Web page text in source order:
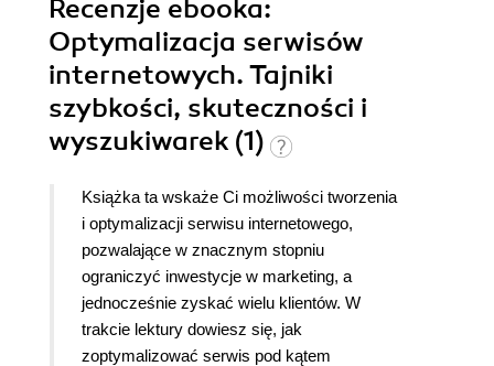
Recenzje ebooka:
Optymalizacja serwisów
internetowych. Tajniki
szybkości, skuteczności i
wyszukiwarek (1)
Książka ta wskaże Ci możliwości tworzenia
i optymalizacji serwisu internetowego,
pozwalające w znacznym stopniu
ograniczyć inwestycje w marketing, a
jednocześnie zyskać wielu klientów. W
trakcie lektury dowiesz się, jak
zoptymalizować serwis pod kątem